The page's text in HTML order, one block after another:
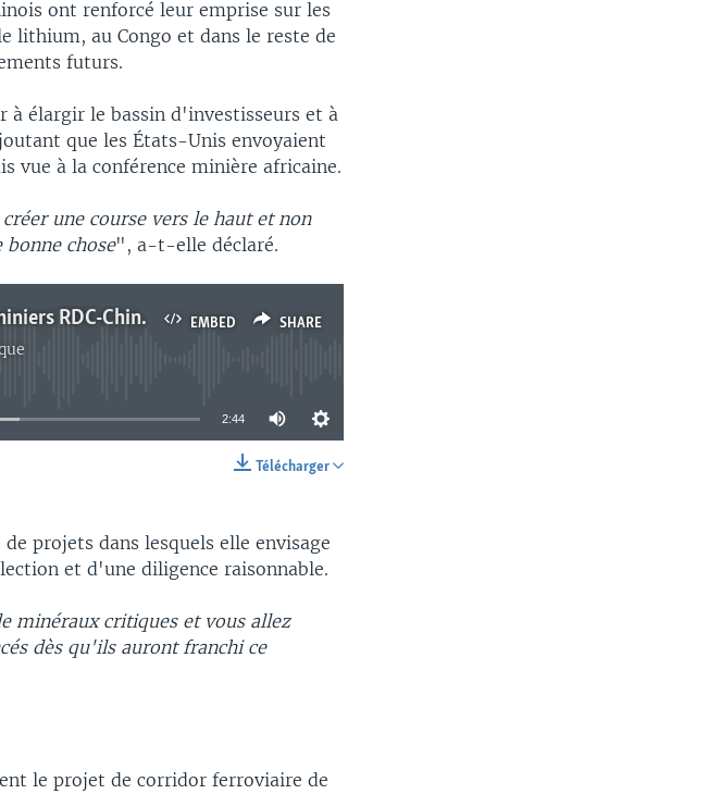
ont renforcé leur emprise sur les
lithium, au Congo et dans le reste de
futurs.
élargir le bassin d'investisseurs et à
que les États-Unis envoyaient
vue à la conférence minière africaine.
une course vers le haut et non
bonne chose", a-t-elle déclaré.
EMBED SHARE
Contrats miniers RDC-Chine : Une ONG congolaise espère un accord gagnant-gagnant
available
2:44
Télécharger
projets dans lesquels elle envisage
et d'une diligence raisonnable.
minéraux critiques et vous allez
dès qu'ils auront franchi ce
le projet de corridor ferroviaire de